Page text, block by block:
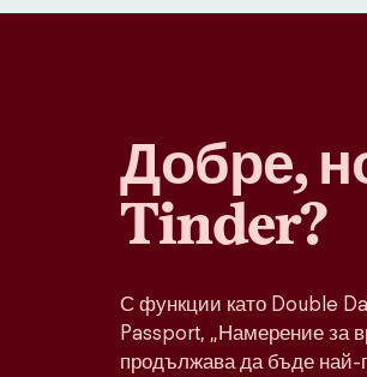
Добре,
Tinder?
С функции като Double
Passport, „Намерение за
продължава да бъде най-